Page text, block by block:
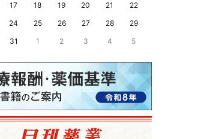
17 18 19 20 21
22
24 25 26 27 28
29
31 1 2 3 4 5